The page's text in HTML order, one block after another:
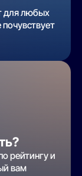
для любых
рейтингу и
вам